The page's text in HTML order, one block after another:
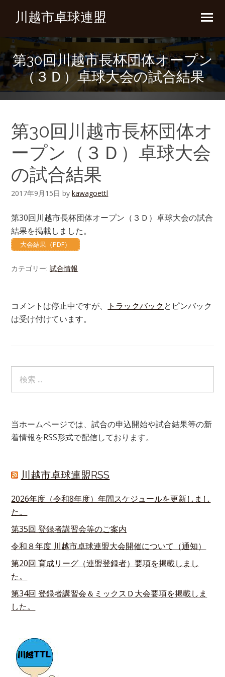
川越市卓球連盟
第30回川越市長杯団体オープン
（３Ｄ）卓球大会の試合結果
第30回川越市長杯団体オ
ープン（３Ｄ）卓球大会
の試合結果
2017年9月15日 bykawagoettl
第30回川越市長杯団体オープン（３Ｄ）卓球大会の試合
結果を掲載しました。
大会結果（PDF）
カテゴリー:試合情報
コメントは停止中ですが、 トラックバックとピンバック
は受け付けています。
当ホームページでは、試合の申込開始や試合結果等の新
着情報をRSS形式で配信しております。
川越市卓球連盟RSS
2026年度（令和8年度）年間スケジュールを更新しまし
た。
第35回 登録者講習会等のご案内
令和８年度 川越市卓球連盟大会開催について（通知）
第20回 育成リーグ（連盟登録者）要項を掲載しまし
た。
第34回 登録者講習会＆ミックスＤ大会要項を掲載しま
した。